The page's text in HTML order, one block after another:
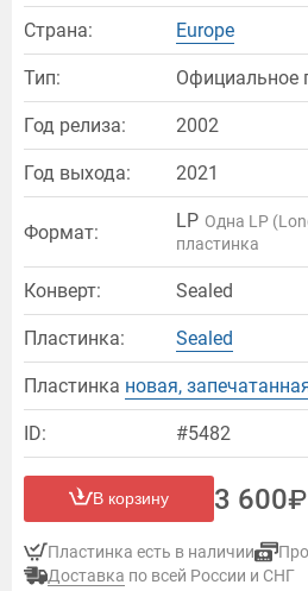
Страна: Europe
Тип: Официальное
Год релиза: 2002
Год выхода: 2021
Формат: LP Одна LP
пластинка
Конверт: Sealed
Пластинка: Sealed
Пластинка новая,
ID: #5482
В корзину 3 600
Пластинка есть в наличии
Доставка по всей России и СНГ